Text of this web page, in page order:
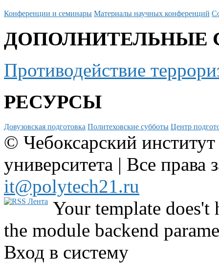
Конференции и семинары Материалы научных конференций
ДОПОЛНИТЕЛЬНЫЕ
Противодействие
РЕСУРСЫ
Довузовская подготовка Политеховские субботы Центр
© Чебоксарский
университета | Все
it@polytech21.ru
Your template
the module backend
Вход в систему